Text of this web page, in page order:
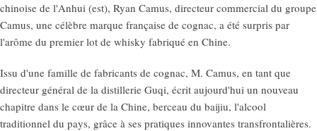
chinoise de l'Anhui (est), Ryan Camus, directeur commercial du groupe
Camus, une célèbre marque française de cognac, a été surpris par
l'arôme du premier lot de whisky fabriqué en Chine.
Issu d'une famille de fabricants de cognac, M. Camus, en tant que
directeur général de la distillerie Guqi, écrit aujourd'hui un nouveau
chapitre dans le cœur de la Chine, berceau du baijiu, l'alcool
traditionnel du pays, grâce à ses pratiques innovantes transfrontalières.